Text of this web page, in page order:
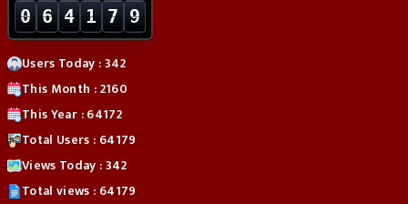
0 6 4 1 7 9
Users Today : 342
This Month : 2160
This Year : 64172
Total Users : 64179
Views Today : 342
Total views : 64179